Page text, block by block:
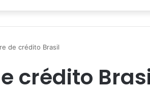
de crédito Brasil
crédito